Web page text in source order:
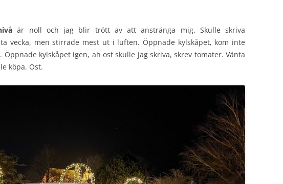
är noll och jag blir trött av att anstränga mig. Skulle skriva
vecka, men stirrade mest ut i luften. Öppnade kylskåpet, kom inte
Öppnade kylskåpet igen, ah ost skulle jag skriva, skrev tomater. Vänta
köpa. Ost.